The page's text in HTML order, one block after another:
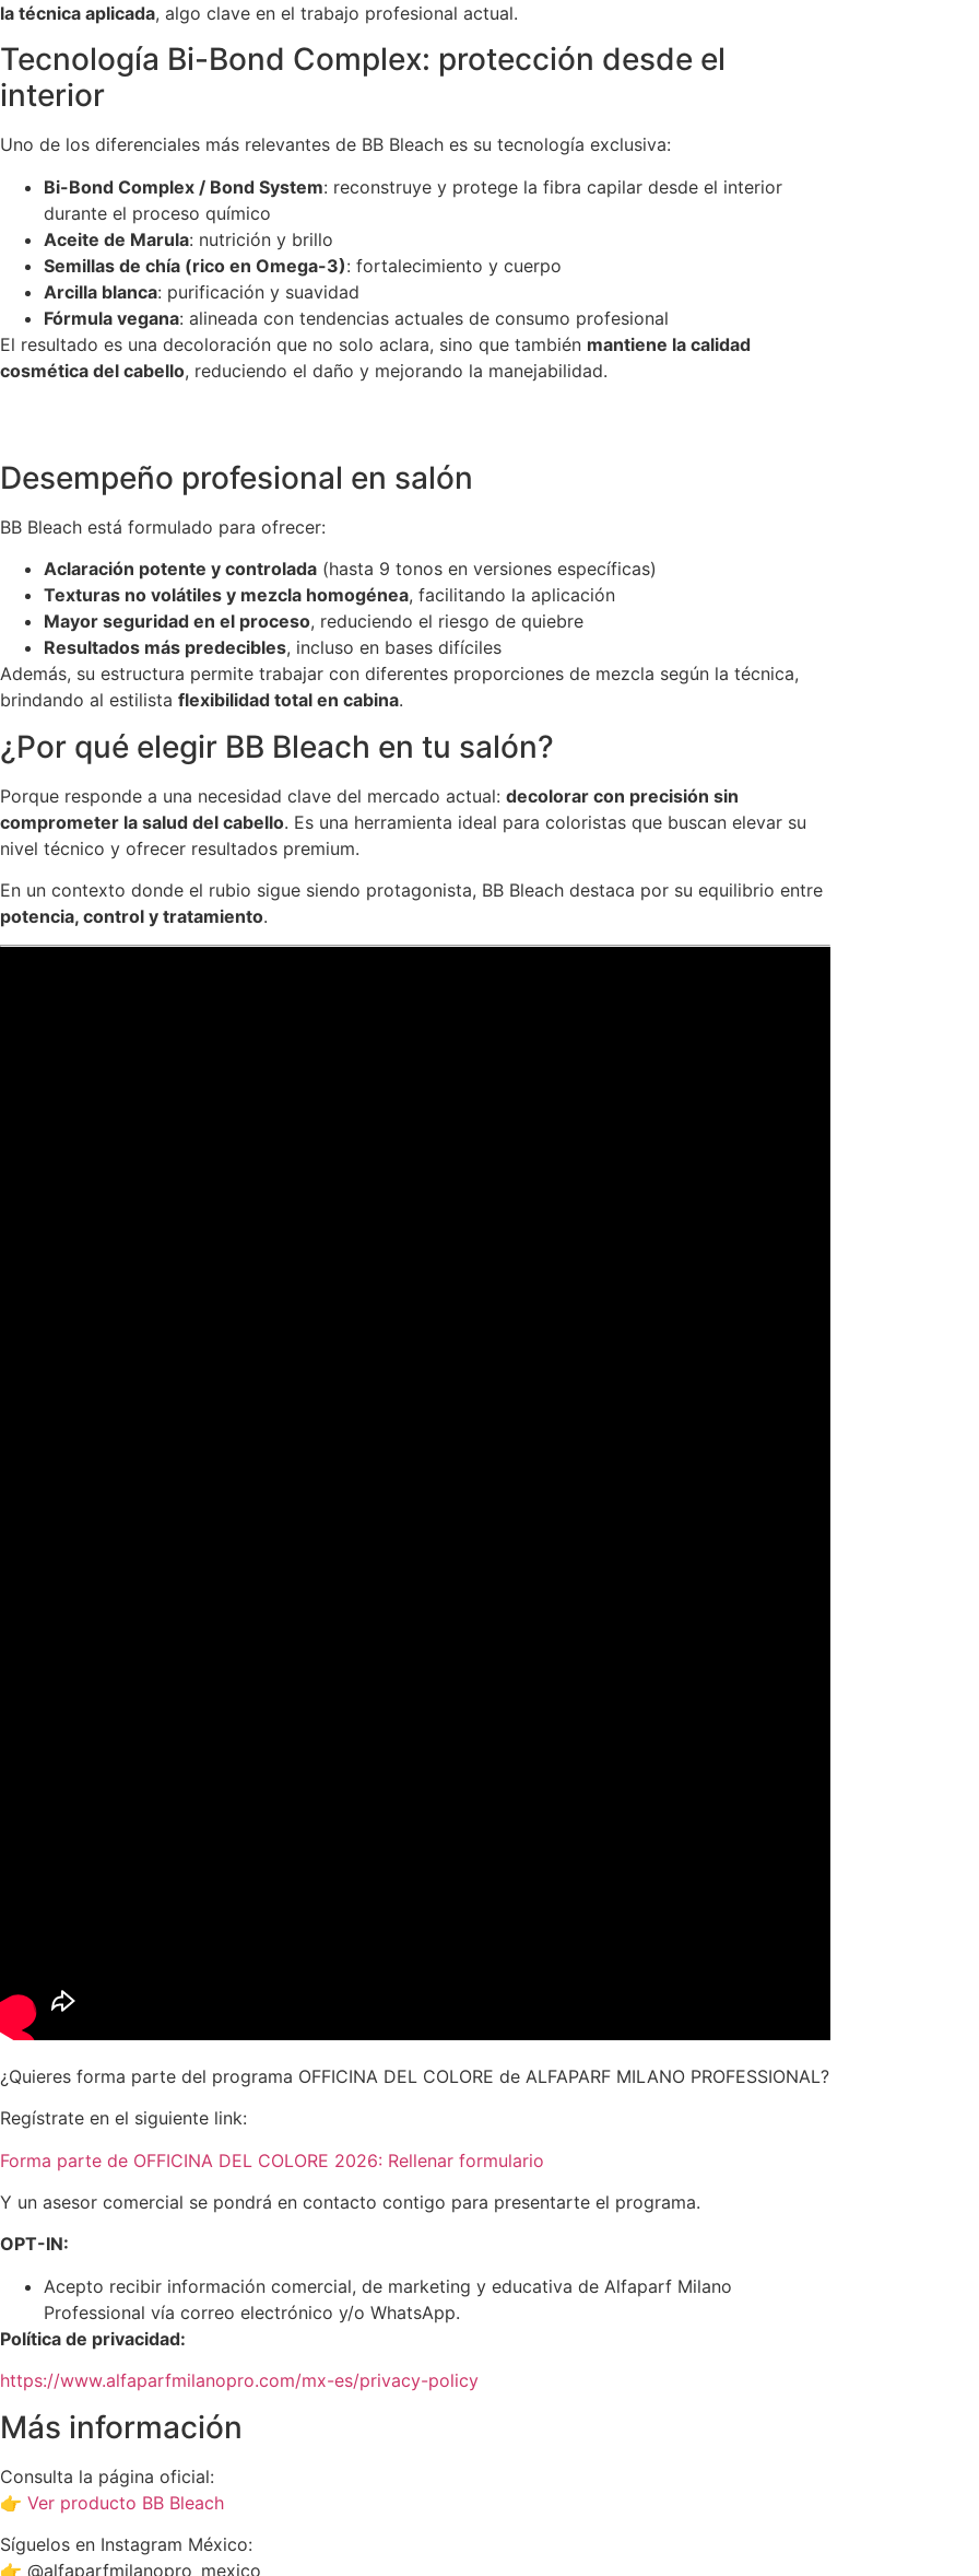
la técnica aplicada, algo clave en el trabajo profesional actual.
Tecnología Bi-Bond Complex: protección desde el
interior
Uno de los diferenciales más relevantes de BB Bleach es su tecnología exclusiva:
Bi-Bond Complex / Bond System: reconstruye y protege la fibra capilar desde el interior
durante el proceso químico
Aceite de Marula: nutrición y brillo
Semillas de chía (rico en Omega-3): fortalecimiento y cuerpo
Arcilla blanca: purificación y suavidad
Fórmula vegana: alineada con tendencias actuales de consumo profesional
El resultado es una decoloración que no solo aclara, sino que también mantiene la calidad
cosmética del cabello, reduciendo el daño y mejorando la manejabilidad.
Desempeño profesional en salón
BB Bleach está formulado para ofrecer:
Aclaración potente y controlada (hasta 9 tonos en versiones específicas)
Texturas no volátiles y mezcla homogénea, facilitando la aplicación
Mayor seguridad en el proceso, reduciendo el riesgo de quiebre
Resultados más predecibles, incluso en bases difíciles
Además, su estructura permite trabajar con diferentes proporciones de mezcla según la técnica,
brindando al estilista flexibilidad total en cabina.
¿Por qué elegir BB Bleach en tu salón?
Porque responde a una necesidad clave del mercado actual: decolorar con precisión sin
comprometer la salud del cabello. Es una herramienta ideal para coloristas que buscan elevar su
nivel técnico y ofrecer resultados premium.
En un contexto donde el rubio sigue siendo protagonista, BB Bleach destaca por su equilibrio entre
potencia, control y tratamiento.
¿Quieres forma parte del programa OFFICINA DEL COLORE de ALFAPARF MILANO PROFESSIONAL?
Regístrate en el siguiente link:
Forma parte de OFFICINA DEL COLORE 2026: Rellenar formulario
Y un asesor comercial se pondrá en contacto contigo para presentarte el programa.
OPT-IN:
Acepto recibir información comercial, de marketing y educativa de Alfaparf Milano
Professional vía correo electrónico y/o WhatsApp.
Política de privacidad:
https://www.alfaparfmilanopro.com/mx-es/privacy-policy
Más información
Consulta la página oficial:
👉 Ver producto BB Bleach
Síguelos en Instagram México:
👉 @alfaparfmilanopro_mexico